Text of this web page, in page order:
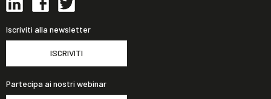
Iscriviti alla newsletter
ISCRIVITI
Partecipa ai nostri webinar